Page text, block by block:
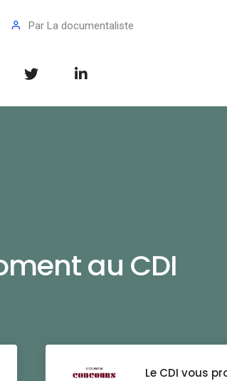
Par La documentaliste
au CDI
Le CDI vous